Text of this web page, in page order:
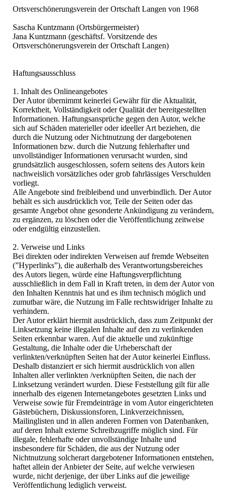
Ortsverschönerungsverein der Ortschaft Langen von 1968
Sascha Kuntzmann (Ortsbürgermeister)
Jana Kuntzmann (geschäftsf. Vorsitzende des
Ortsverschönerungsverein der Ortschaft Langen)
Haftungsausschluss
1. Inhalt des Onlineangebotes
Der Autor übernimmt keinerlei Gewähr für die Aktualität,
Korrektheit, Vollständigkeit oder Qualität der bereitgestellten
Informationen. Haftungsansprüche gegen den Autor, welche
sich auf Schäden materieller oder ideeller Art beziehen, die
durch die Nutzung oder Nichtnutzung der dargebotenen
Informationen bzw. durch die Nutzung fehlerhafter und
unvollständiger Informationen verursacht wurden, sind
grundsätzlich ausgeschlossen, sofern seitens des Autors kein
nachweislich vorsätzliches oder grob fahrlässiges Verschulden
vorliegt.
Alle Angebote sind freibleibend und unverbindlich. Der Autor
behält es sich ausdrücklich vor, Teile der Seiten oder das
gesamte Angebot ohne gesonderte Ankündigung zu verändern,
zu ergänzen, zu löschen oder die Veröffentlichung zeitweise
oder endgültig einzustellen.
2. Verweise und Links
Bei direkten oder indirekten Verweisen auf fremde Webseiten
(”Hyperlinks”), die außerhalb des Verantwortungsbereiches
des Autors liegen, würde eine Haftungsverpflichtung
ausschließlich in dem Fall in Kraft treten, in dem der Autor von
den Inhalten Kenntnis hat und es ihm technisch möglich und
zumutbar wäre, die Nutzung im Falle rechtswidriger Inhalte zu
verhindern.
Der Autor erklärt hiermit ausdrücklich, dass zum Zeitpunkt der
Linksetzung keine illegalen Inhalte auf den zu verlinkenden
Seiten erkennbar waren. Auf die aktuelle und zukünftige
Gestaltung, die Inhalte oder die Urheberschaft der
verlinkten/verknüpften Seiten hat der Autor keinerlei Einfluss.
Deshalb distanziert er sich hiermit ausdrücklich von allen
Inhalten aller verlinkten /verknüpften Seiten, die nach der
Linksetzung verändert wurden. Diese Feststellung gilt für alle
innerhalb des eigenen Internetangebotes gesetzten Links und
Verweise sowie für Fremdeinträge in vom Autor eingerichteten
Gästebüchern, Diskussionsforen, Linkverzeichnissen,
Mailinglisten und in allen anderen Formen von Datenbanken,
auf deren Inhalt externe Schreibzugriffe möglich sind. Für
illegale, fehlerhafte oder unvollständige Inhalte und
insbesondere für Schäden, die aus der Nutzung oder
Nichtnutzung solcherart dargebotener Informationen entstehen,
haftet allein der Anbieter der Seite, auf welche verwiesen
wurde, nicht derjenige, der über Links auf die jeweilige
Veröffentlichung lediglich verweist.